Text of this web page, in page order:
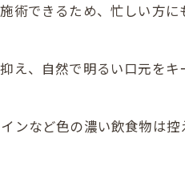
術できるため、忙しい方に
え、自然で明るい口元をキ
ンなど色の濃い飲食物は控